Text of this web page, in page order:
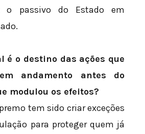
o passivo do Estado em
é o destino das ações que
andamento antes do
modulou os efeitos?
tem sido criar exceções
para proteger quem já